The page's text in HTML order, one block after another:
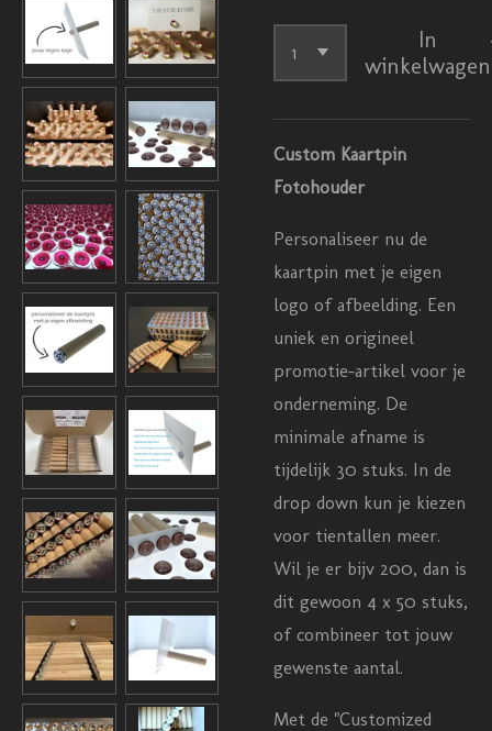
In
winkelwagen
Custom Kaartpin
Fotohouder
Personaliseer nu de
kaartpin met je eigen
logo of afbeelding. Een
uniek en origineel
promotie-artikel voor je
onderneming. De
minimale afname is
tijdelijk 30 stuks. In de
drop down kun je kiezen
voor tientallen meer.
Wil je er bijv 200, dan is
dit gewoon 4 x 50 stuks,
of combineer tot jouw
gewenste aantal.
Met de "Customized